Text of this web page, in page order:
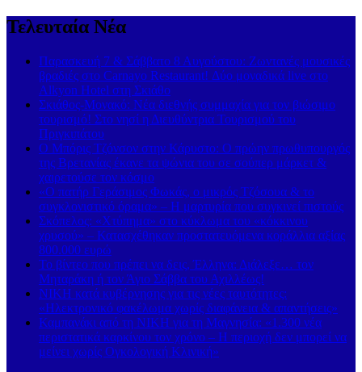
Τελευταία Νέα
Παρασκευή 7 & Σάββατο 8 Αυγούστου: Ζωντανές μουσικές
βραδιές στο Carnayo Restaurant! Δύο μοναδικά live στο
Alkyon Hotel στη Σκιάθο
Σκιάθος-Μονακό: Νέα διεθνής συμμαχία για τον βιώσιμο
τουρισμό! Στο νησί η Διευθύντρια Τουρισμού του
Πριγκιπάτου
Ο Μπόρις Τζόνσον στην Κάρυστο: Ο πρώην πρωθυπουργός
της Βρετανίας έκανε τα ψώνια του σε σούπερ μάρκετ &
χαιρετούσε τον κόσμο
«Ο πατήρ Γεράσιμος Φωκάς, ο μικρός Τζόσουα & το
συγκλονιστικό όραμα» – Η μαρτυρία που συγκινεί πιστούς
Σκόπελος: «Χτύπημα» στο κύκλωμα του «κόκκινου
χρυσού» – Κατασχέθηκαν προστατευόμενα κοράλλια αξίας
800.000 ευρώ
Το βίντεο που πρέπει να δεις, Έλληνα: Διάλεξε… τον
Μηταράκη ή τον Άγιο Σάββα του Αχιλλέως!
ΝΙΚΗ κατά κυβέρνησης για τις νέες ταυτότητες:
«Ηλεκτρονικό φακέλωμα χωρίς διαφάνεια & απαντήσεις»
Καμπανάκι από τη ΝΙΚΗ για τη Μαγνησία: «1.300 νέα
περιστατικά καρκίνου τον χρόνο – Η περιοχή δεν μπορεί να
μείνει χωρίς Ογκολογική Κλινική»